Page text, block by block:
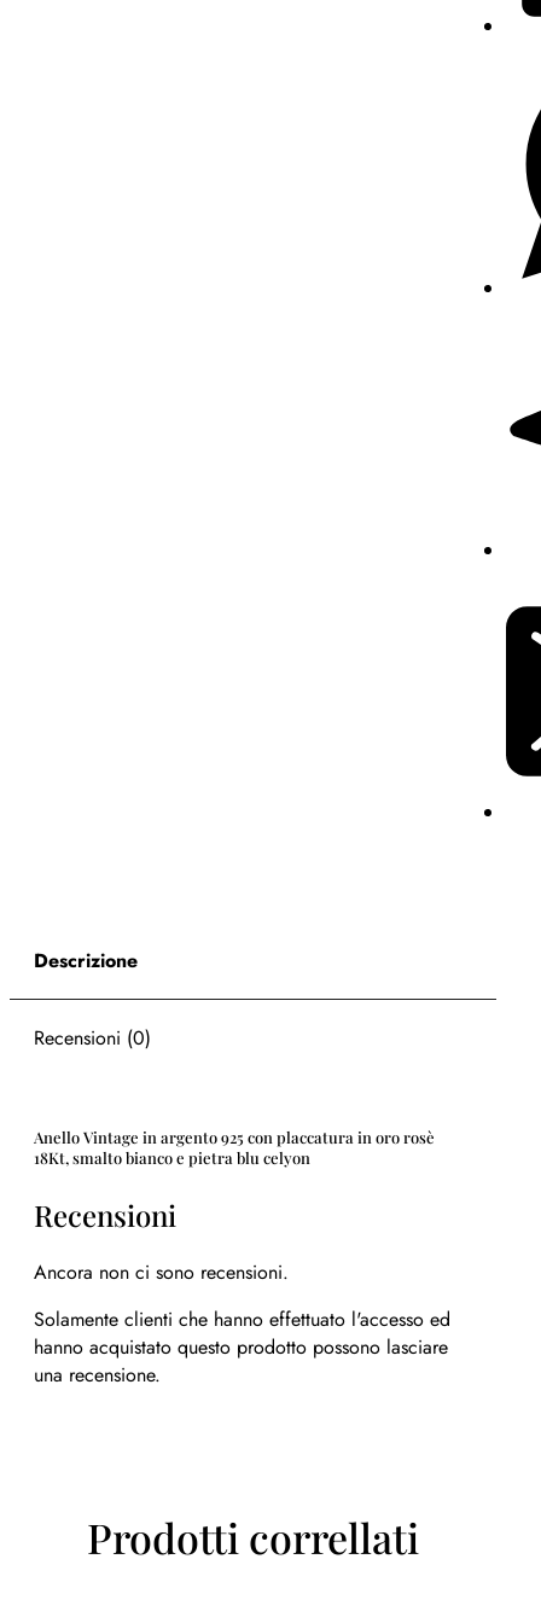
Descrizione
Recensioni (0)
Anello Vintage in argento 925 con placcatura in oro rosè
18Kt, smalto bianco e pietra blu celyon
Recensioni
Ancora non ci sono recensioni.
Solamente clienti che hanno effettuato l'accesso ed
hanno acquistato questo prodotto possono lasciare
una recensione.
Prodotti correllati